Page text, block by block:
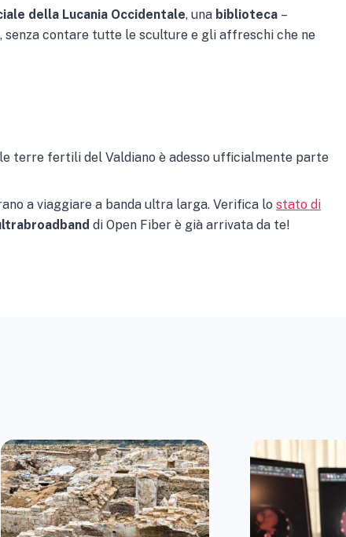
della Lucania Occidentale, una biblioteca –
, senza contare tutte le sculture e gli affreschi che ne
terre fertili del Valdiano è adesso ufficialmente parte
a viaggiare a banda ultra larga. Verifica lo stato di
di Open Fiber è già arrivata da te!